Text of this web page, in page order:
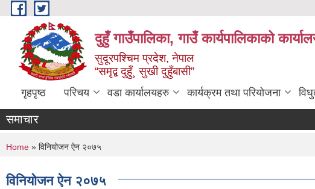
Skip to main content
दुहुँ गाउँपालिका, गाउँ कार्यपालिकाको
सुदूरपश्चिम प्रदेश, नेपाल
“समृद्ब दुहुँ¸ सुखी दुहुँबासी”
गृहपृष्ठ परिचय वडा कार्यालयहरु कार्यक्रम तथा परियोजना
समाचार
You are here
Home » विनियोजन ऐन २०७५
विनियोजन ऐन २०७५